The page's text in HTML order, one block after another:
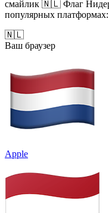
смайлик 🇳🇱 Флаг
популярных платформах:
🇳🇱
Ваш браузер
Apple